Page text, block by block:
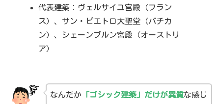
代表建築：ヴェルサイユ宮殿（フラン
ス）、サン・ピエトロ大聖堂（バチカ
ン）、シェーンブルン宮殿（オーストリ
ア）
なんだか 「ゴシック建築」だけが異質な感じ